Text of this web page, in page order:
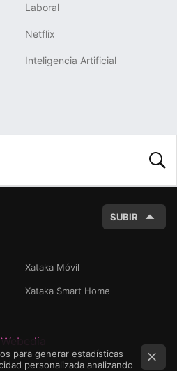
Laboral
Netflix
Inteligencia Artificial
SUBIR
Xataka Móvil
Xataka Smart Home
para generar estadísticas
personalizada analizando